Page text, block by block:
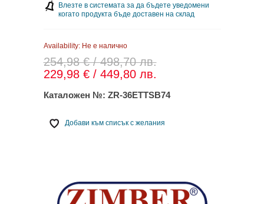
Влезте в системата за да бъдете уведомени
когато продукта бъде доставен на склад
Availability: Не е налично
254,98 € / 498,70 лв.
229,98 € / 449,80 лв.
Каталожен №: ZR-36ETTSB74
Добави към списък с желания